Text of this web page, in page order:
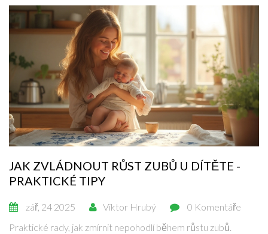
JAK ZVLÁDNOUT RŮST ZUBŮ U DÍTĚTE -
PRAKTICKÉ TIPY
zář, 24 2025 Viktor Hrubý
0 Komentáře
Praktické rady, jak zmírnit nepohodlí během růstu zubů.